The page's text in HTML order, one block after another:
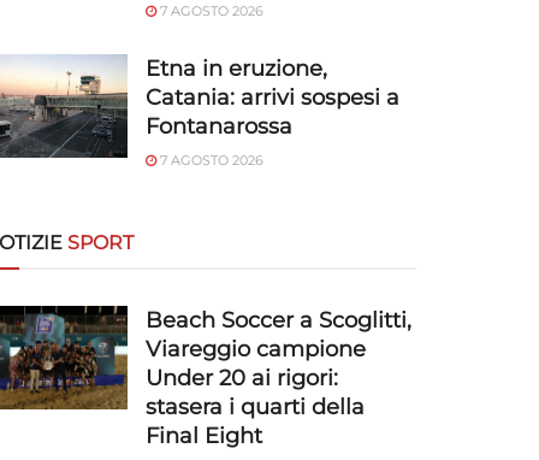
7 AGOSTO 2026
Etna in eruzione,
Catania: arrivi sospesi a
Fontanarossa
7 AGOSTO 2026
SPORT
Beach Soccer a Scoglitti,
Viareggio campione
Under 20 ai rigori:
stasera i quarti della
Final Eight